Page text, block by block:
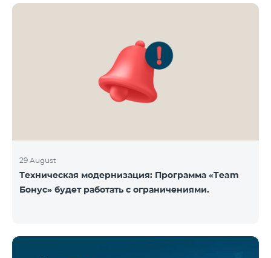
29 August
Техническая модернизация: Программа «Team
Бонус» будет работать с ограничениями.